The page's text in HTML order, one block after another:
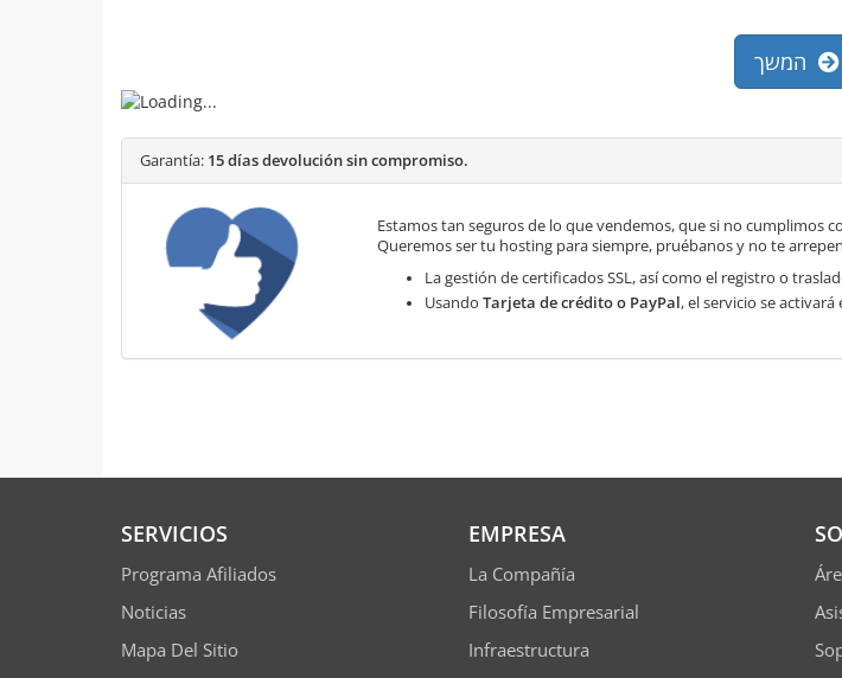
Garantía: 15 días devolución sin compromiso.
Estamos tan seguros de lo que vendemos, que si no
Queremos ser tu hosting para siempre, pruébanos y no te
La gestión de certificados SSL, así como el registro o
Usando Tarjeta de crédito o PayPal, el servicio se
SERVICIOS
Programa Afiliados
Noticias
Mapa Del Sitio
EMPRESA
La Compañía
Filosofía Empresarial
Infraestructura